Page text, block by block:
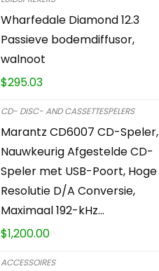
Wharfedale Diamond 12.3
Passieve bodemdiffusor,
walnoot
$295.03
CD- DISC- AND CASSETTESPELERS
Marantz CD6007 CD-Speler,
Nauwkeurig Afgestelde CD-
Speler met USB-Poort, Hoge
Resolutie D/A Conversie,
Maximaal 192-kHz…
$1,200.00
ACCESSOIRES